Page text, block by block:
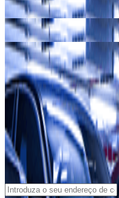
Os nossos parques de
Os nossos parques de
Chiado)
Subscreva a
sobre descontos,
surpresas.